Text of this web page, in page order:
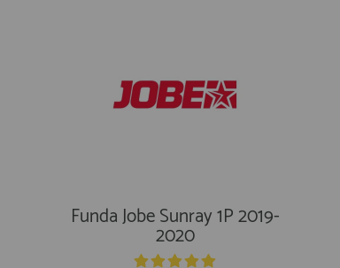
Funda Jobe Sunray 1P 2019-
2020